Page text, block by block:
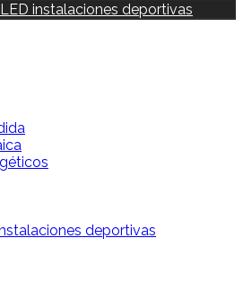
instalaciones deportivas
deportivas